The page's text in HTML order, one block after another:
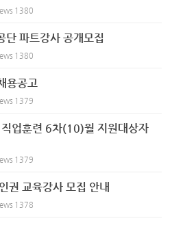
1380
파트강사 공개모집
1380
용공고
1379
업훈련 6차(10)월 지원대상자
1379
권 교육강사 모집 안내
1378